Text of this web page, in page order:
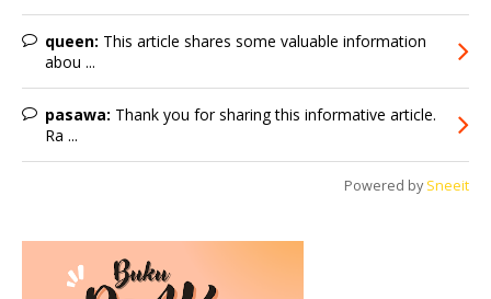
queen: This article shares some valuable information
abou ...
pasawa: Thank you for sharing this informative article.
Ra ...
Powered by Sneeit